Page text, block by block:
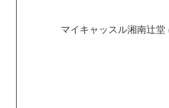
マイキャッスル湘南辻堂